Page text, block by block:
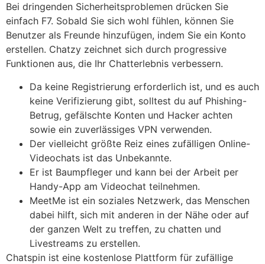
Bei dringenden Sicherheitsproblemen drücken Sie
einfach F7. Sobald Sie sich wohl fühlen, können Sie
Benutzer als Freunde hinzufügen, indem Sie ein Konto
erstellen. Chatzy zeichnet sich durch progressive
Funktionen aus, die Ihr Chatterlebnis verbessern.
Da keine Registrierung erforderlich ist, und es auch
keine Verifizierung gibt, solltest du auf Phishing-
Betrug, gefälschte Konten und Hacker achten
sowie ein zuverlässiges VPN verwenden.
Der vielleicht größte Reiz eines zufälligen Online-
Videochats ist das Unbekannte.
Er ist Baum­pfleger und kann bei der Arbeit per
Handy-App am Video­chat teilnehmen.
MeetMe ist ein soziales Netzwerk, das Menschen
dabei hilft, sich mit anderen in der Nähe oder auf
der ganzen Welt zu treffen, zu chatten und
Livestreams zu erstellen.
Chatspin ist eine kostenlose Plattform für zufällige